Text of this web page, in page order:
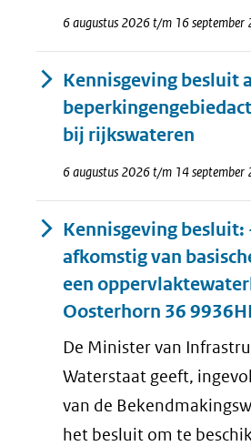
6 augustus 2026 t/m 16 september
Kennisgeving besluit
bij rijkswateren
6 augustus 2026 t/m 14 september
Kennisgeving
afkomstig van
een
Oosterhorn 36
De Minister van
Waterstaat geeft,
van de
het besluit om te